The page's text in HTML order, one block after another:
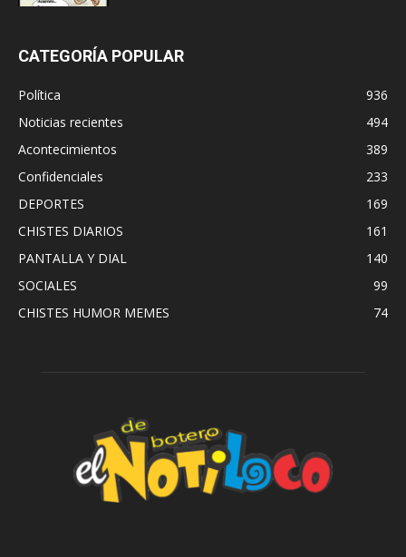
CATEGORÍA POPULAR
Política
936
Noticias recientes
494
Acontecimientos
389
Confidenciales
233
DEPORTES
169
CHISTES DIARIOS
161
PANTALLA Y DIAL
140
SOCIALES
99
CHISTES HUMOR MEMES
74